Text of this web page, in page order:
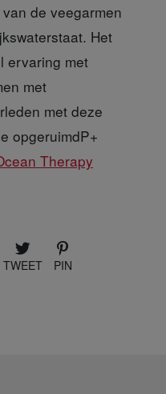
de veegarmen
Het
ervaring met
met
met deze
opgeruimdP+
Therapy
TWEET PIN